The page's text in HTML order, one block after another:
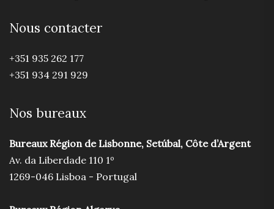
Nous contacter
+351 935 262 177
+351 934 291 929
Nos bureaux
Bureaux Région de Lisbonne, Setúbal, Côte d’Argent
Av. da Liberdade 110 1º
1269-046 Lisboa - Portugal